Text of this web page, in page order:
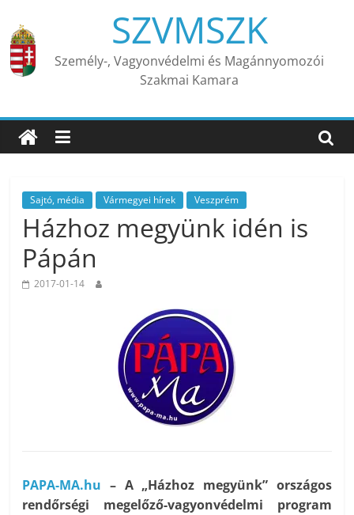
content
SZVMSZK
Személy-, Vagyonvédelmi és Magánnyomozói
Szakmai Kamara
Sajtó, média Vármegyei hírek Veszprém
Házhoz megyünk idén is
Pápán
2017-01-14
PAPA-MA.hu – A „Házhoz megyünk” országos
rendőrségi megelőző-vagyonvédelmi program